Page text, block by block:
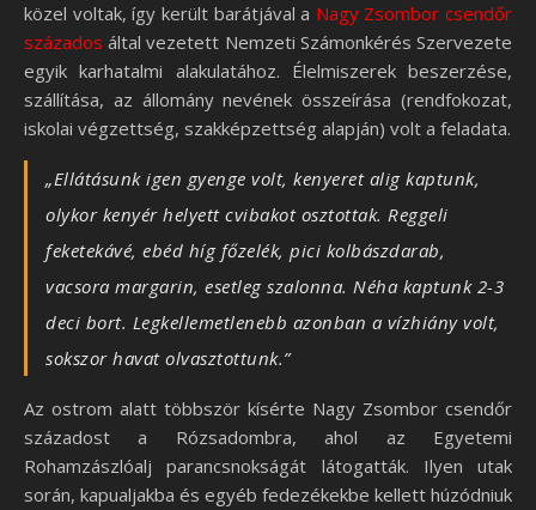
közel voltak, így került barátjával a Nagy Zsombor csendőr
százados által vezetett Nemzeti Számonkérés Szervezete
egyik karhatalmi alakulatához. Élelmiszerek beszerzése,
szállítása, az állomány nevének összeírása (rendfokozat,
iskolai végzettség, szakképzettség alapján) volt a feladata.
„Ellátásunk igen gyenge volt, kenyeret alig kaptunk,
olykor kenyér helyett cvibakot osztottak. Reggeli
feketekávé, ebéd híg főzelék, pici kolbászdarab,
vacsora margarin, esetleg szalonna. Néha kaptunk 2-3
deci bort. Legkellemetlenebb azonban a vízhiány volt,
sokszor havat olvasztottunk.”
Az ostrom alatt többször kísérte Nagy Zsombor csendőr
századost a Rózsadombra, ahol az Egyetemi
Rohamzászlóalj parancsnokságát látogatták. Ilyen utak
során, kapualjakba és egyéb fedezékekbe kellett húzódniuk